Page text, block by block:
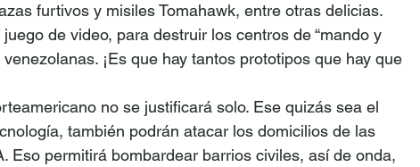
furtivos y misiles Tomahawk, entre otras delicias.
de video, para destruir los centros de “mando y
¡Es que hay tantos prototipos que hay que
no se justificará solo. Ese quizás sea el
también podrán atacar los domicilios de las
Eso permitirá bombardear barrios civiles, así de onda,